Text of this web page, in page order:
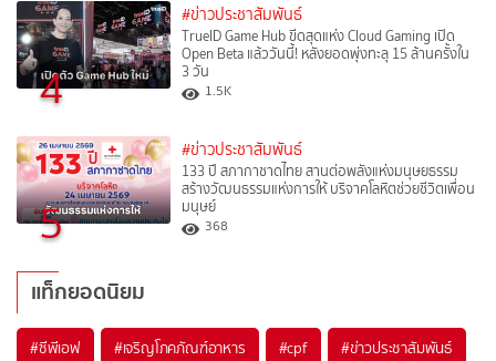
4
#ข่าวประชาสัมพันธ์
TrueID Game Hub ขีดสุดแห่ง Cloud Gaming เปิด
Open Beta แล้ววันนี้! หลังยอดพุ่งทะลุ 15 ล้านครั้งใน
3 วัน
1.5K
5
#ข่าวประชาสัมพันธ์
133 ปี สภากาชาดไทย สานต่อพลังแห่งมนุษยธรรม
สร้างวัฒนธรรมแห่งการให้ บริจาคโลหิตช่วยชีวิตเพื่อน
มนุษย์
368
แท็กยอดนิยม
#ซีพีเอฟ #เจริญโภคภัณฑ์อาหาร #cpf #ข่าวประชาสัมพันธ์